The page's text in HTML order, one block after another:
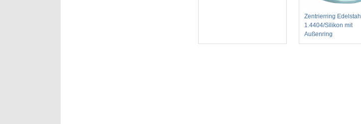
Zentrierring Edelstahl
1.4404/Silikon mit
Außenring